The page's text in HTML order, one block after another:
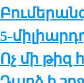
5-
Ոչ մի թիզ